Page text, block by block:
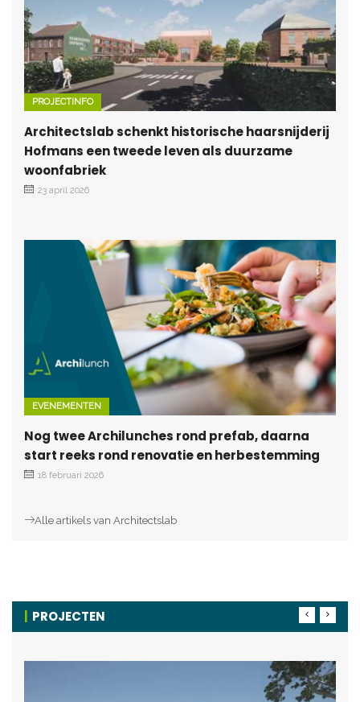
PROJECTINFO
Architectslab schenkt historische haarsnijderij
Hofmans een tweede leven als duurzame
woonfabriek
23 april 2026
EVENEMENTEN
Nog twee Archilunches rond prefab, daarna
start reeks rond renovatie en herbestemming
18 februari 2026
Alle artikels van Architectslab
PROJECTEN